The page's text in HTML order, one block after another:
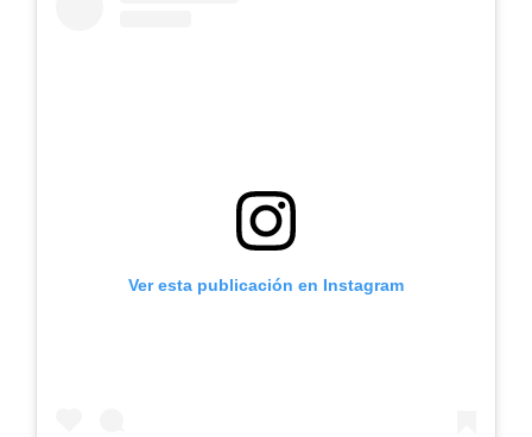
Ver esta publicación en Instagram